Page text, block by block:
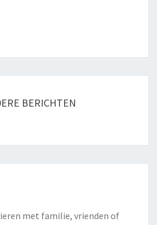
BERICHTEN
met familie, vrienden of